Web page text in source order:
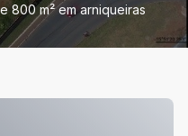
800 m² em arniqueiras